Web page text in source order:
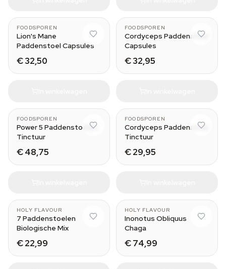
FOODSPOREN
Lion's Mane
Paddenstoel Capsules
€ 32,50
FOODSPOREN
Cordyceps Paddenstoel
Capsules
€ 32,95
FOODSPOREN
Power 5 Paddenstoelen
Tinctuur
€ 48,75
FOODSPOREN
Cordyceps Paddenstoel
Tinctuur
€ 29,95
HOLY FLAVOUR
7 Paddenstoelen
Biologische Mix
€ 22,99
HOLY FLAVOUR
Inonotus Obliquus
Chaga
€ 74,99